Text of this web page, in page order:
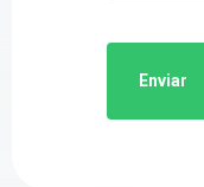
Enviar